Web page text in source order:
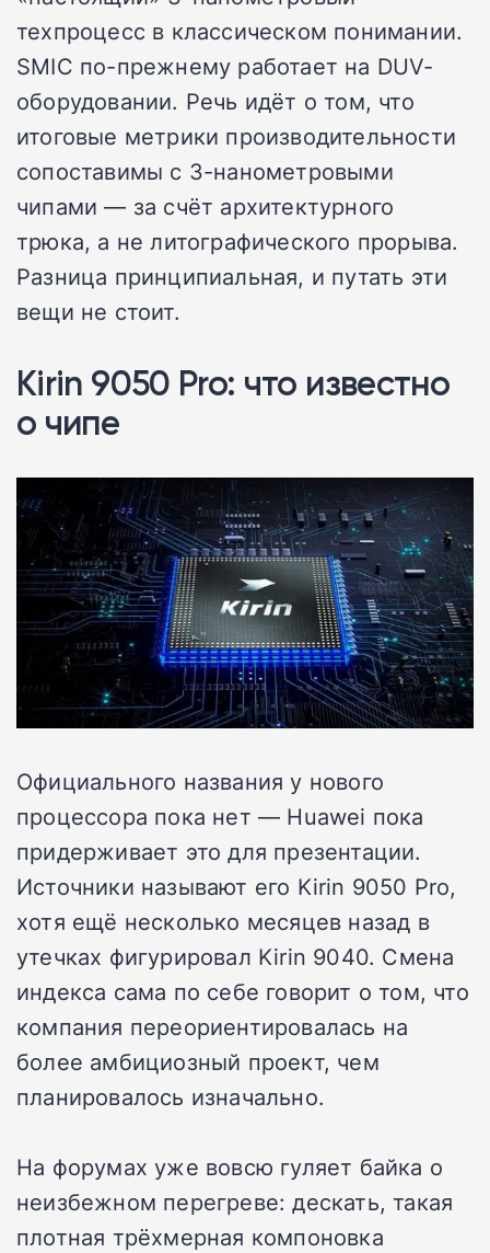
техпроцесс в классическом понимании.
SMIC по-прежнему работает на DUV-
оборудовании. Речь идёт о том, что
итоговые метрики производительности
сопоставимы с 3-нанометровыми
чипами — за счёт архитектурного
трюка, а не литографического прорыва.
Разница принципиальная, и путать эти
вещи не стоит.
Kirin 9050 Pro: что известно
о чипе
Официального названия у нового
процессора пока нет — Huawei пока
придерживает это для презентации.
Источники называют его Kirin 9050 Pro,
хотя ещё несколько месяцев назад в
утечках фигурировал Kirin 9040. Смена
индекса сама по себе говорит о том, что
компания переориентировалась на
более амбициозный проект, чем
планировалось изначально.
На форумах уже вовсю гуляет байка о
неизбежном перегреве: дескать, такая
плотная трёхмерная компоновка